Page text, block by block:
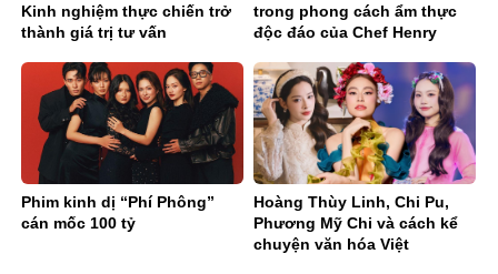
Kinh nghiệm thực chiến trở
thành giá trị tư vấn
trong phong cách ẩm thực
độc đáo của Chef Henry
Phim kinh dị “Phí Phông”
cán mốc 100 tỷ
Hoàng Thùy Linh, Chi Pu,
Phương Mỹ Chi và cách kể
chuyện văn hóa Việt